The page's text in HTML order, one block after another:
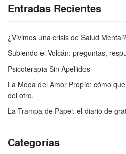
Entradas Recientes
¿Vivimos una crisis de Salud Mental?
Subiendo el Volcán: preguntas,
Psicoterapia Sin Apellidos
La Moda del Amor Propio: cómo
del otro.
La Trampa de Papel: el diario de
Categorías